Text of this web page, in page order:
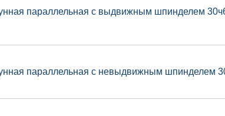
параллельная с выдвижным шпинделем
параллельная с невыдвижным шпинделем